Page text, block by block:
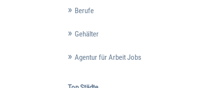
Berufe
Gehälter
Agentur für Arbeit Jobs